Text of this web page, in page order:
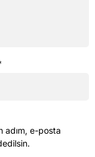
adım, e-posta